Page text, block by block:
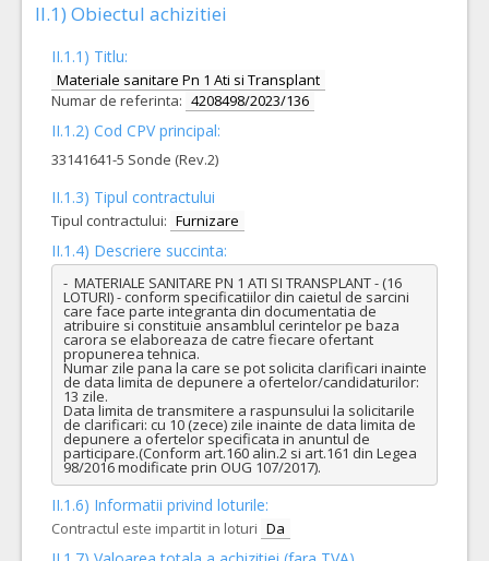
II.1) Obiectul achizitiei
II.1.1) Titlu:
Materiale sanitare Pn 1 Ati si Transplant
Numar de referinta: 4208498/2023/136
II.1.2) Cod CPV principal:
33141641-5 Sonde (Rev.2)
II.1.3) Tipul contractului
Tipul contractului: Furnizare
II.1.4) Descriere succinta:
-  MATERIALE SANITARE PN 1 ATI SI TRANSPLANT - (16
LOTURI) - conform specificatiilor din caietul de sarcini
care face parte integranta din documentatia de
atribuire si constituie ansamblul cerintelor pe baza
carora se elaboreaza de catre fiecare ofertant
propunerea tehnica.
Numar zile pana la care se pot solicita clarificari inainte
de data limita de depunere a ofertelor/candidaturilor:
13 zile.
Data limita de transmitere a raspunsului la solicitarile
de clarificari: cu 10 (zece) zile inainte de data limita de
depunere a ofertelor specificata in anuntul de
participare.(Conform art.160 alin.2 si art.161 din Legea
98/2016 modificate prin OUG 107/2017).
II.1.6) Informatii privind loturile:
Contractul este impartit in loturi Da